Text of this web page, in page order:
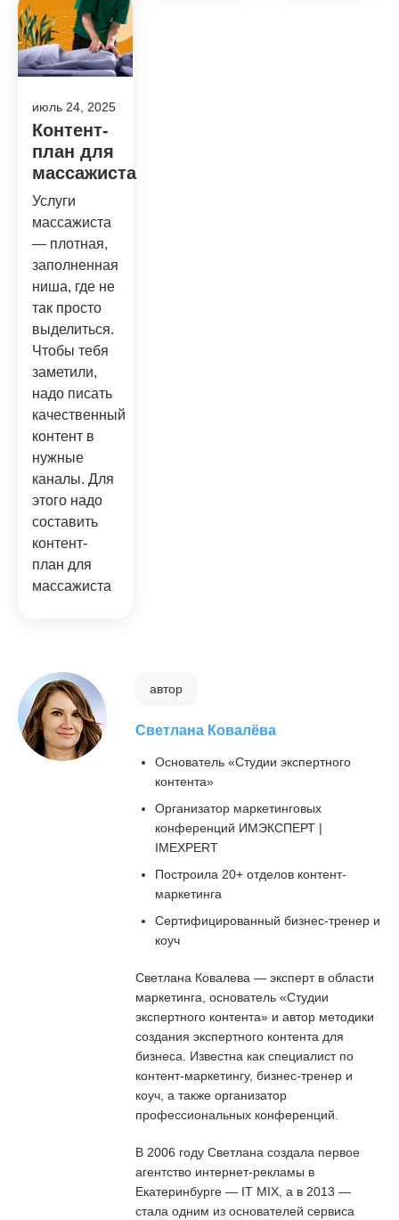
июль 24, 2025
Контент-
план для
массажиста
Услуги
массажиста
— плотная,
заполненная
ниша, где не
так просто
выделиться.
Чтобы тебя
заметили,
надо писать
качественный
контент в
нужные
каналы. Для
этого надо
составить
контент-
план для
массажиста
автор
Светлана Ковалёва
Основатель «Студии экспертного
контента»
Организатор маркетинговых
конференций ИМЭКСПЕРТ |
IMEXPERT
Построила 20+ отделов контент-
маркетинга
Сертифицированный бизнес-тренер и
коуч
Светлана Ковалева — эксперт в области
маркетинга, основатель «Студии
экспертного контента» и автор методики
создания экспертного контента для
бизнеса. Известна как специалист по
контент-маркетингу, бизнес-тренер и
коуч, а также организатор
профессиональных конференций.
В 2006 году Светлана создала первое
агентство интернет-рекламы в
Екатеринбурге — IT MIX, а в 2013 —
стала одним из основателей сервиса